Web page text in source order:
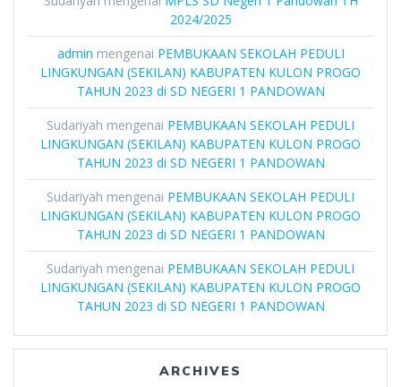
2024/2025
admin mengenai PEMBUKAAN SEKOLAH PEDULI
LINGKUNGAN (SEKILAN) KABUPATEN KULON PROGO
TAHUN 2023 di SD NEGERI 1 PANDOWAN
Sudariyah mengenai PEMBUKAAN SEKOLAH PEDULI
LINGKUNGAN (SEKILAN) KABUPATEN KULON PROGO
TAHUN 2023 di SD NEGERI 1 PANDOWAN
Sudariyah mengenai PEMBUKAAN SEKOLAH PEDULI
LINGKUNGAN (SEKILAN) KABUPATEN KULON PROGO
TAHUN 2023 di SD NEGERI 1 PANDOWAN
Sudariyah mengenai PEMBUKAAN SEKOLAH PEDULI
LINGKUNGAN (SEKILAN) KABUPATEN KULON PROGO
TAHUN 2023 di SD NEGERI 1 PANDOWAN
ARCHIVES